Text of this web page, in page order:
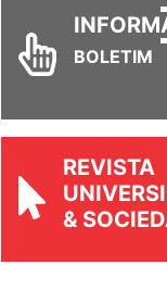
INFORM
BOLETIM
REVISTA
&